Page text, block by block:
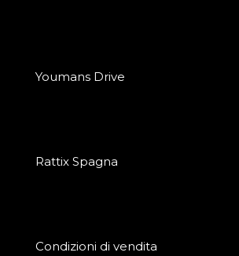
Youmans Drive
Rattix Spagna
Condizioni di vendita